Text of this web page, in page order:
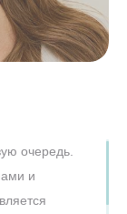
очередь.
и